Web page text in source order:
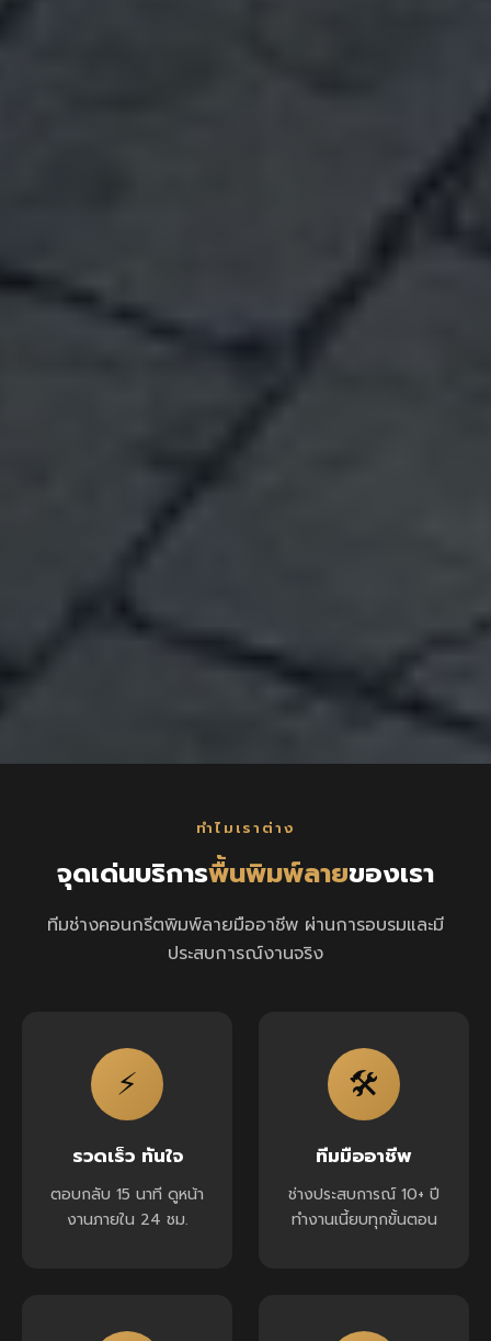
ทำไมเราต่าง
จุดเด่นบริการพื้นพิมพ์ลายของเรา
ทีมช่างคอนกรีตพิมพ์ลายมืออาชีพ ผ่านการอบรมและมี
ประสบการณ์งานจริง
⚡
รวดเร็ว ทันใจ
ตอบกลับ 15 นาที ดูหน้า
งานภายใน 24 ชม.
🛠️
ทีมมืออาชีพ
ช่างประสบการณ์ 10+ ปี
ทำงานเนี้ยบทุกขั้นตอน